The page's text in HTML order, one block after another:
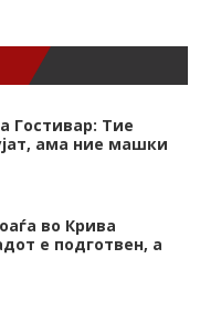
Гостивар: Тие
ама ние машки
во Крива
е подготвен, а